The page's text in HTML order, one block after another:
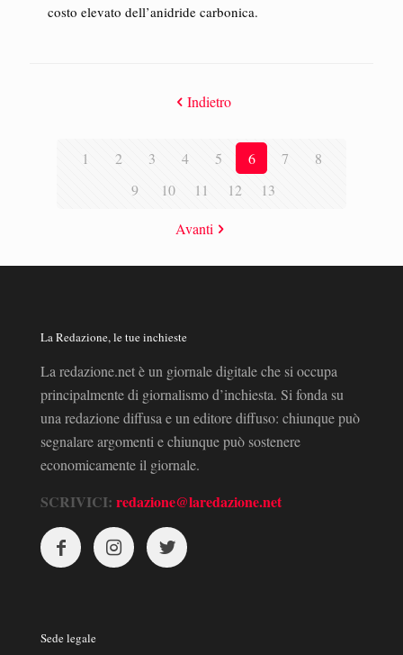
costo elevato dell’anidride carbonica.
Indietro
1 2 3 4 5 6 7
8
9
10 11 12 13
Avanti
La Redazione, le tue inchieste
La redazione.net è un giornale digitale che si occupa
principalmente di giornalismo d’inchiesta. Si fonda su
una redazione diffusa e un editore diffuso: chiunque può
segnalare argomenti e chiunque può sostenere
economicamente il giornale.
SCRIVICI: redazione@laredazione.net
Sede legale